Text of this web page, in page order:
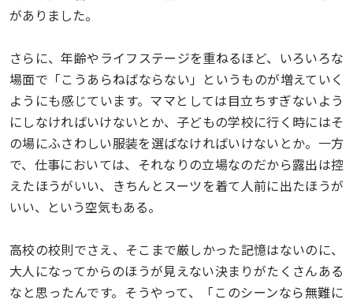
がありました。
さらに、年齢やライフステージを重ねるほど、いろいろな
場面で「こうあらねばならない」というものが増えていく
ようにも感じています。ママとしては目立ちすぎないよう
にしなければいけないとか、子どもの学校に行く時にはそ
の場にふさわしい服装を選ばなければいけないとか。一方
で、仕事においては、それなりの立場なのだから露出は控
えたほうがいい、きちんとスーツを着て人前に出たほうが
いい、という空気もある。
高校の校則でさえ、そこまで厳しかった記憶はないのに、
大人になってからのほうが見えない決まりがたくさんある
なと思ったんです。そうやって、「このシーンなら無難に